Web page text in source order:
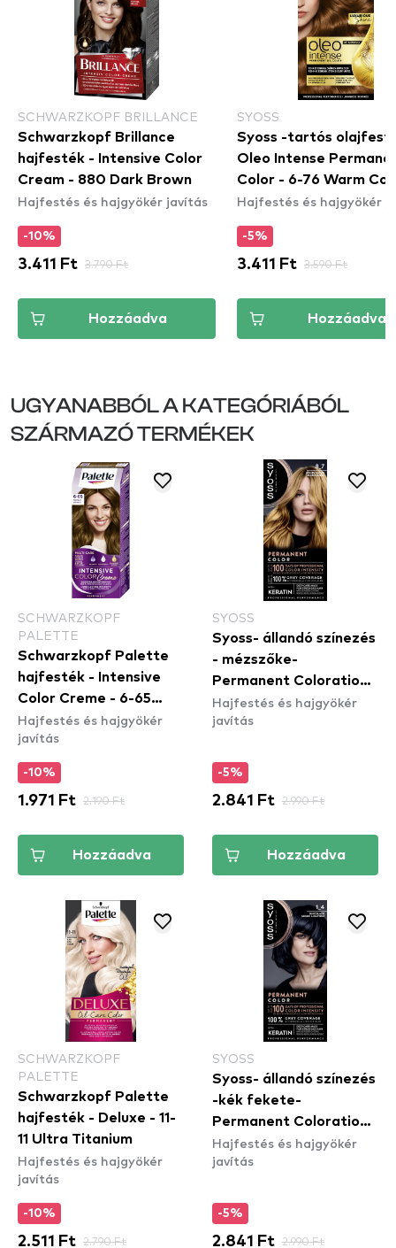
SCHWARZKOPF BRILLANCE
Schwarzkopf Brillance
hajfesték - Intensive Color
Cream - 880 Dark Brown
Hajfestés és hajgyökér javítás
-10%
3.411 Ft 3.790 Ft
Hozzáadva
SYOSS
Syoss -tartós
Oleo Intense
Color - 6-76 Warm
Hajfestés és hajgyökér
-5%
3.411 Ft 3.590 Ft
Hozzáadva
UGYANABBÓL A KATEGÓRIÁBÓL
SZÁRMAZÓ TERMÉKEK
SCHWARZKOPF
PALETTE
Schwarzkopf Palette
hajfesték - Intensive
Color Creme - 6-65
Nougat
Hajfestés és hajgyökér
javítás
-10%
1.971 Ft 2.190 Ft
Hozzáadva
SYOSS
Syoss- állandó színezés
- mézszőke-
Permanent Coloration -
8_7 Honey Blond
Hajfestés és hajgyökér
javítás
-5%
2.841 Ft 2.990 Ft
Hozzáadva
SCHWARZKOPF
PALETTE
Schwarzkopf Palette
hajfesték - Deluxe - 11-
11 Ultra Titanium
Hajfestés és hajgyökér
javítás
-10%
2.511 Ft 2.790 Ft
SYOSS
Syoss- állandó színezés
-kék fekete-
Permanent Coloration -
1_4 Blue Black
Hajfestés és hajgyökér
javítás
-5%
2.841 Ft 2.990 Ft